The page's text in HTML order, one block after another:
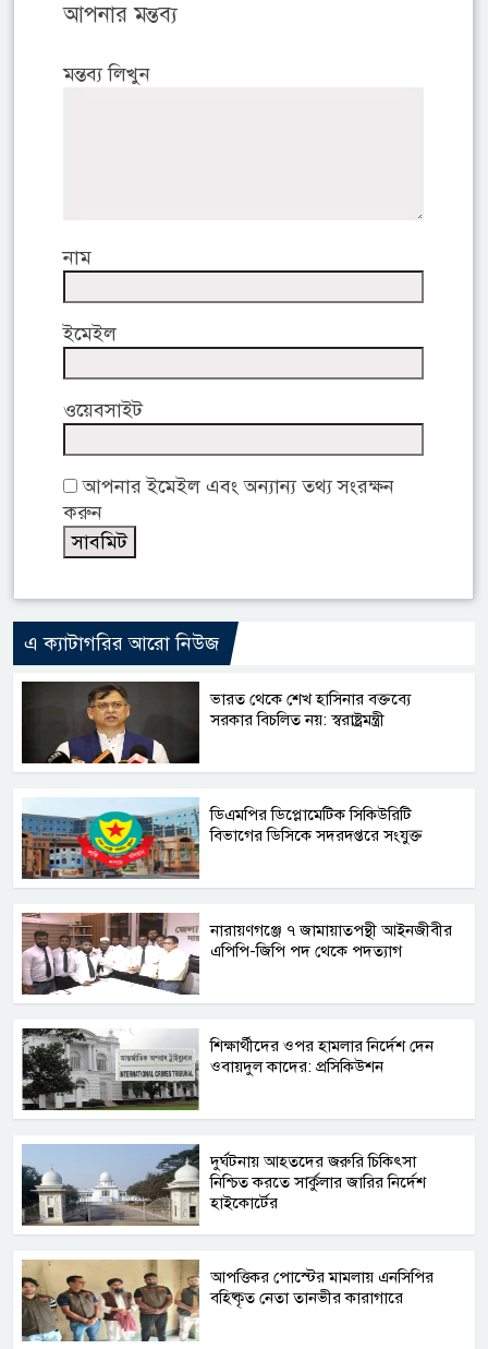
আপনার মন্তব্য
মন্তব্য লিখুন
নাম
ইমেইল
ওয়েবসাইট
আপনার ইমেইল এবং অন্যান্য তথ্য সংরক্ষন
করুন
এ ক্যাটাগরির আরো নিউজ
ভারত থেকে শেখ হাসিনার বক্তব্যে
সরকার বিচলিত নয়: স্বরাষ্ট্রমন্ত্রী
ডিএমপির ডিপ্লোমেটিক সিকিউরিটি
বিভাগের ডিসিকে সদরদপ্তরে সংযুক্ত
নারায়ণগঞ্জে ৭ জামায়াতপন্থী আইনজীবীর
এপিপি-জিপি পদ থেকে পদত্যাগ
শিক্ষার্থীদের ওপর হামলার নির্দেশ দেন
ওবায়দুল কাদের: প্রসিকিউশন
দুর্ঘটনায় আহতদের জরুরি চিকিৎসা
নিশ্চিত করতে সার্কুলার জারির নির্দেশ
হাইকোর্টের
আপত্তিকর পোস্টের মামলায় এনসিপির
বহিষ্কৃত নেতা তানভীর কারাগারে